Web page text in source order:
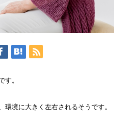
す。
境に大きく左右されるそうです。